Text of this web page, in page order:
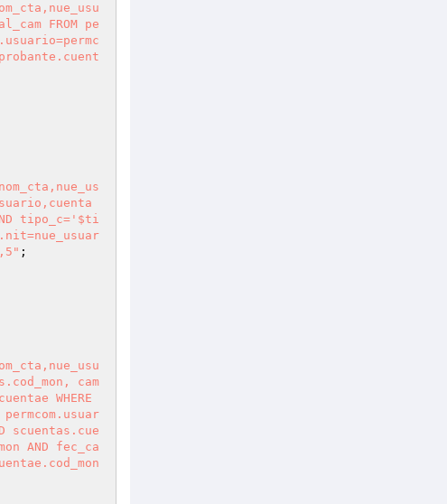
FROM pe
tipo_c='$ti
;
cam
WHERE
scuentas.cue
AND fec_ca